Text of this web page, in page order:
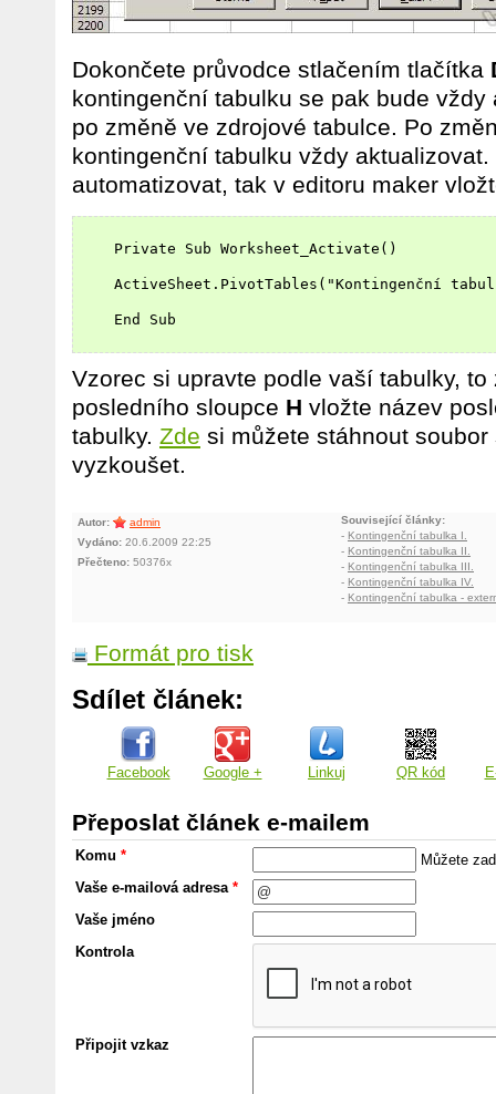
Dokončete průvodce stlačením tlačítka
kontingenční tabulku se pak bude
po změně ve zdrojové tabulce. Po
kontingenční tabulku vždy
automatizovat, tak v editoru maker
    Private Sub Worksheet_Activate()
ActiveSheet.PivotTables("Kontingenční
    End Sub
Vzorec si upravte podle vaší tabulky,
posledního sloupce H vložte název
tabulky. Zde si můžete stáhnout
vyzkoušet.
Autor:
admin
Vydáno: 20.6.2009 22:25
Přečteno: 50376x
Související články:
- Kontingenční tabulka I.
- Kontingenční tabulka II.
- Kontingenční tabulka III.
- Kontingenční tabulka IV.
- Kontingenční tabulka -
Formát pro tisk
Sdílet článek:
Facebook Google + Linkuj QR kód
Přeposlat článek e-mailem
Komu *
Můžete
Vaše e-mailová adresa *
Vaše jméno
Kontrola
Připojit vzkaz